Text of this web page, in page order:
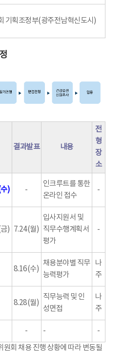
기획조정부(광주전남혁신도시)
결과발표 내용
전
형
장
소
) -
인크루트를 통한
온라인 접수
-
) 7.24(월)
입사지원서 및
직무수행계획서
평가
-
8.16(수)
채용분야별 직무
능력평가
나
주
8.28(월)
직무능력 및 인
성면접
나
주
- - -
회 채용 진행 상황에 따라 변동될